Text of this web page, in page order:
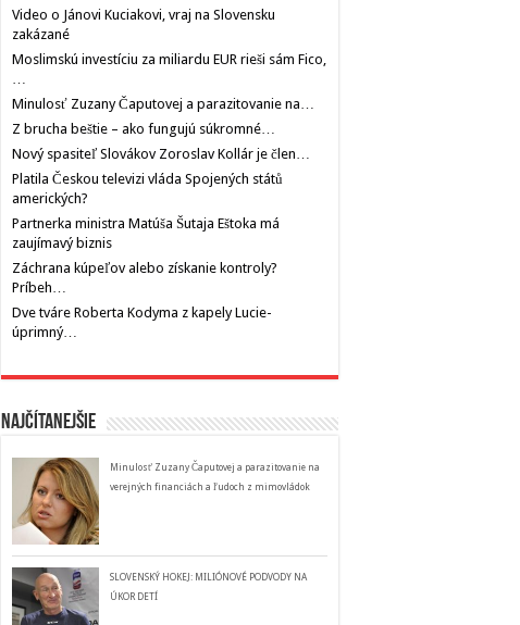
Video o Jánovi Kuciakovi, vraj na Slovensku
zakázané
Moslimskú investíciu za miliardu EUR rieši sám Fico,
…
Minulosť Zuzany Čaputovej a parazitovanie na…
Z brucha beštie – ako fungujú súkromné…
Nový spasiteľ Slovákov Zoroslav Kollár je člen…
Platila Českou televizi vláda Spojených států
amerických?
Partnerka ministra Matúša Šutaja Eštoka má
zaujímavý biznis
Záchrana kúpeľov alebo získanie kontroly?
Príbeh…
Dve tváre Roberta Kodyma z kapely Lucie-
úprimný…
Najčítanejšie
Minulosť Zuzany Čaputovej a parazitovanie na
verejných financiách a ľudoch z mimovládok
SLOVENSKÝ HOKEJ: MILIÓNOVÉ PODVODY NA
ÚKOR DETÍ